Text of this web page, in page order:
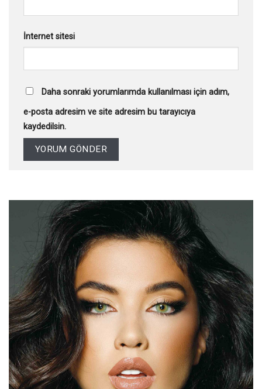
İnternet sitesi
Daha sonraki yorumlarımda kullanılması için adım,
e-posta adresim ve site adresim bu tarayıcıya
kaydedilsin.